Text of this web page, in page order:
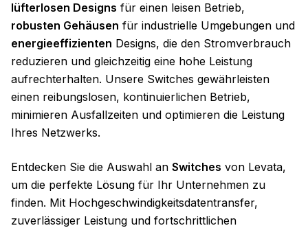
lüfterlosen Designs für einen leisen Betrieb,
robusten Gehäusen für industrielle Umgebungen und
energieeffizienten Designs, die den Stromverbrauch
reduzieren und gleichzeitig eine hohe Leistung
aufrechterhalten. Unsere Switches gewährleisten
einen reibungslosen, kontinuierlichen Betrieb,
minimieren Ausfallzeiten und optimieren die Leistung
Ihres Netzwerks.
Entdecken Sie die Auswahl an Switches von Levata,
um die perfekte Lösung für Ihr Unternehmen zu
finden. Mit Hochgeschwindigkeitsdatentransfer,
zuverlässiger Leistung und fortschrittlichen